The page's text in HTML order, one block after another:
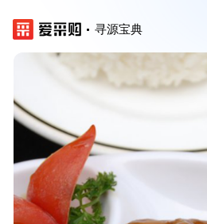
寻源宝典